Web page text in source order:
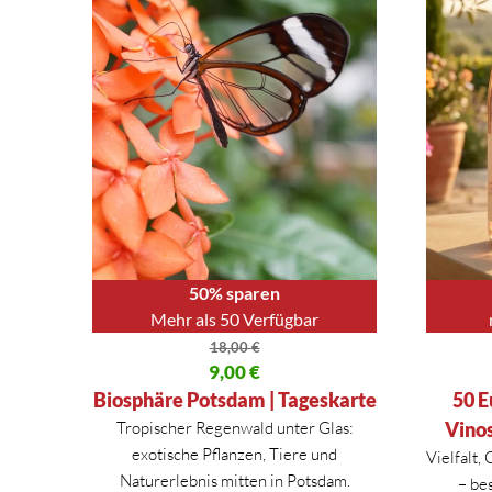
50% sparen
Mehr als 50 Verfügbar
18,00€
Ursprünglicher Preis war: 18,00 €
9,00€
Aktueller Preis ist: 9,00 €.
Biosphäre Potsdam | Tageskarte
Tropischer Regenwald unter Glas:
exotische Pflanzen, Tiere und
Naturerlebnis mitten in Potsdam.
50
Vielfalt,
–